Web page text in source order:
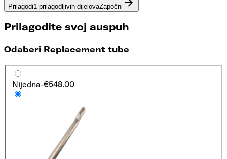
Prilagodi1 prilagodljivih dijelovaZapočni
Prilagodite svoj auspuh
Odaberi Replacement tube
Nijedna-€548.00